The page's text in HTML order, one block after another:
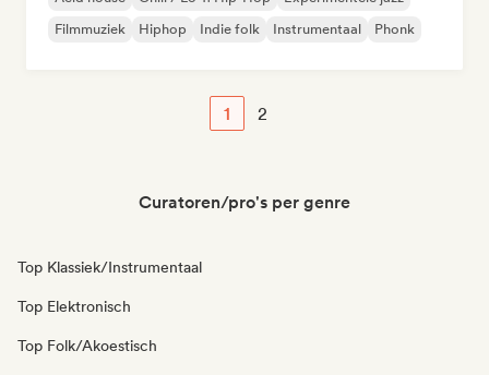
Filmmuziek
Hiphop Indie folk Instrumentaal Phonk
1 2
Curatoren/pro's per genre
Top Klassiek/Instrumentaal
Top Elektronisch
Top Folk/Akoestisch